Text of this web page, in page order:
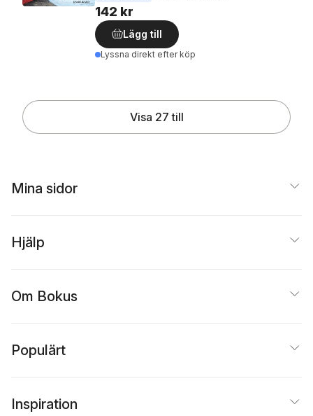
142 kr
Lägg till
Lyssna direkt efter köp
Visa 27 till
Mina sidor
Hjälp
Om Bokus
Populärt
Inspiration